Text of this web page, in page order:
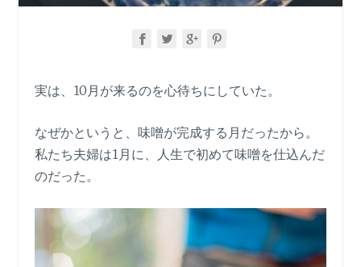
実は、10月が来るのを心待ちにしていた。
なぜかというと、味噌が完成する月だったから。
私たち夫婦は1月に、人生で初めて味噌を仕込んだ
のだった。